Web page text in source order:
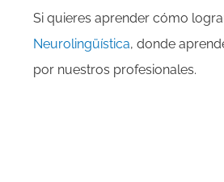
Si quieres aprender cómo
Neurolingüística, donde
por nuestros profesionales.